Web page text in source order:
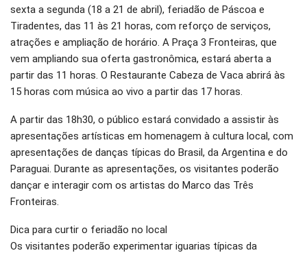
sexta a segunda (18 a 21 de abril), feriadão de Páscoa e
Tiradentes, das 11 às 21 horas, com reforço de serviços,
atrações e ampliação de horário. A Praça 3 Fronteiras, que
vem ampliando sua oferta gastronômica, estará aberta a
partir das 11 horas. O Restaurante Cabeza de Vaca abrirá às
15 horas com música ao vivo a partir das 17 horas.
A partir das 18h30, o público estará convidado a assistir às
apresentações artísticas em homenagem à cultura local, com
apresentações de danças típicas do Brasil, da Argentina e do
Paraguai. Durante as apresentações, os visitantes poderão
dançar e interagir com os artistas do Marco das Três
Fronteiras.
Dica para curtir o feriadão no local
Os visitantes poderão experimentar iguarias típicas da